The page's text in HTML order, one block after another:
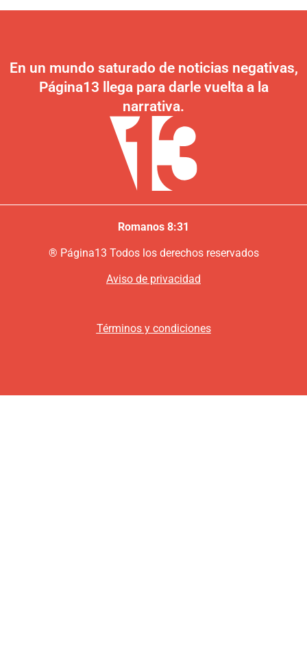
En un mundo saturado de noticias negativas,
Página13 llega para darle vuelta a la
narrativa.
Romanos 8:31
® Página13 Todos los derechos reservados
Aviso de privacidad
Términos y condiciones